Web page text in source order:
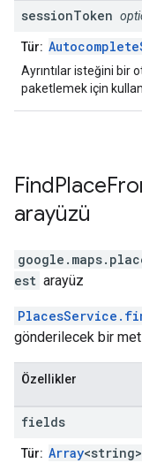
sessionToken
Tür:
Ayrıntılar isteğini
paketlemek için
FindPlace
arayüzü
est arayüz
gönderilecek bir
Özellikler
fields
Tür: Array<string>